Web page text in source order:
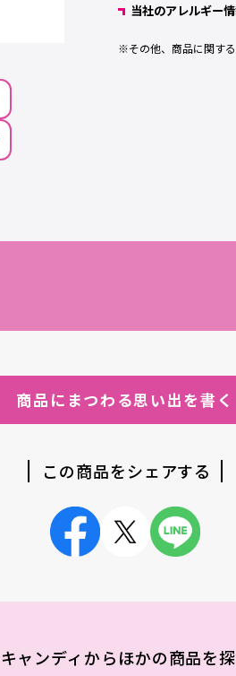
当社のアレルギー
※その他、商品に関す
商品にまつわる思い出を書く
この商品をシェアする
キャンディからほかの商品を